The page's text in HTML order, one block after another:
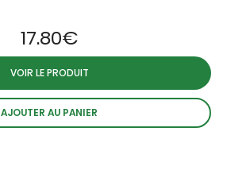
17.80€
VOIR LE PRODUIT
AJOUTER AU PANIER